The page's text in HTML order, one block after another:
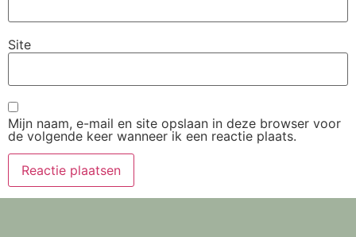
Site
Mijn naam, e-mail en site opslaan in deze browser voor
de volgende keer wanneer ik een reactie plaats.